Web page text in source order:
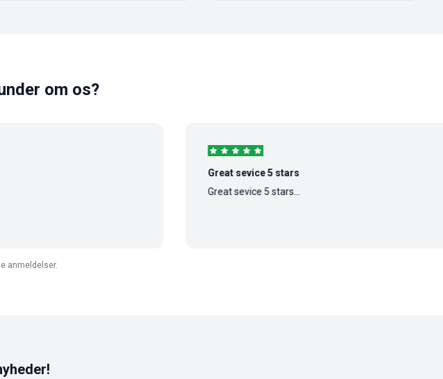
om os?
Great sevice 5 stars
Great sevice 5 stars...
anmeldelser.